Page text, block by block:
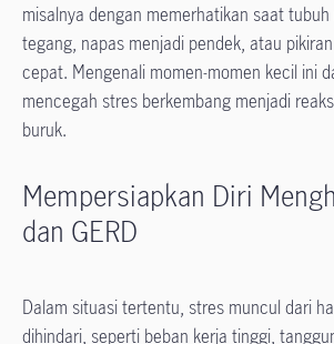
misalnya dengan memerhatikan saat
tegang, napas menjadi pendek, atau
cepat. Mengenali momen-momen kecil ini
mencegah stres berkembang menjadi
buruk.
Mempersiapkan Diri
dan GERD
Dalam situasi tertentu, stres muncul dari
dihindari, seperti beban kerja tinggi,